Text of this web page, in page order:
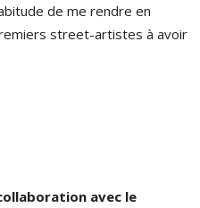
de me rendre en
street-artistes à avoir
avec le